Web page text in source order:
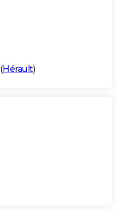
(Hérault)